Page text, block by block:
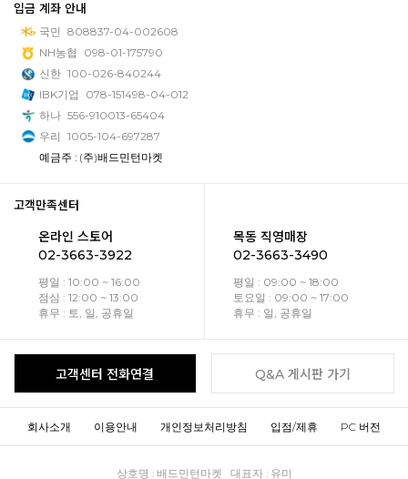
입금 계좌 안내
국민 808837-04-002608
NH농협
098-01-175790
신한 100-026-840244
IBK기업
078-151498-04-012
하나 556-910013-65404
우리 1005-104-697287
예금주 : (주)배드민턴마켓
고객만족센터
온라인 스토어
02-3663-3922
평일 : 10:00 ~ 16:00
점심 : 12:00 ~ 13:00
휴무 : 토, 일, 공휴일
목동 직영매장
02-3663-3490
평일 : 09:00 ~ 18:00
토요일 : 09:00 ~ 17:00
휴무 : 일, 공휴일
고객센터 전화연결 Q&A 게시판 가기
회사소개 이용안내 개인정보처리방침 입점/제휴 PC 버전
상호명 : 배드민턴마켓 대표자 : 유미